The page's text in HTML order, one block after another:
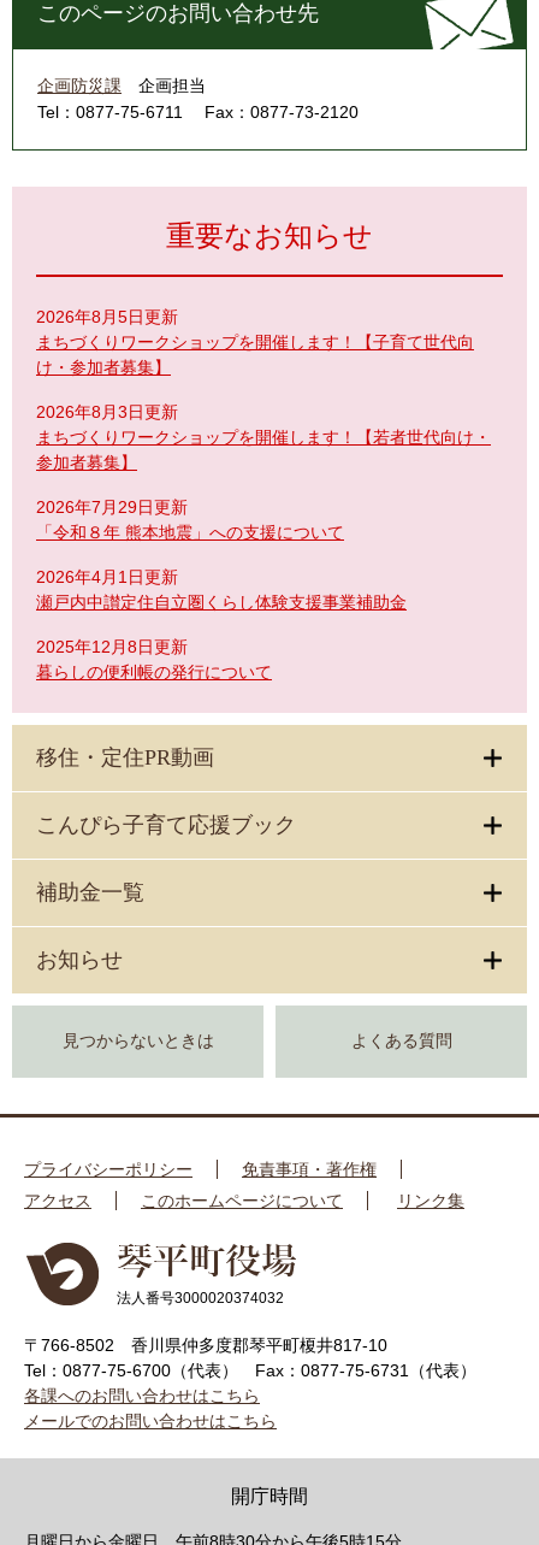
このページのお問い合わせ先
企画防災課
企画担当
Tel：0877-75-6711
Fax：0877-73-2120
重要なお知らせ
2026年8月5日更新
まちづくりワークショップを開催します！【子育て世代向
け・参加者募集】
2026年8月3日更新
まちづくりワークショップを開催します！【若者世代向け・
参加者募集】
2026年7月29日更新
「令和８年 熊本地震」への支援について
2026年4月1日更新
瀬戸内中讃定住自立圏くらし体験支援事業補助金
2025年12月8日更新
暮らしの便利帳の発行について
移住・定住PR動画
こんぴら子育て応援ブック
補助金一覧
お知らせ
見つからないときは よくある質問
プライバシーポリシー
免責事項・著作権
アクセス
このホームページについて リンク集
法人番号3000020374032
〒766-8502 香川県仲多度郡琴平町榎井817-10
Tel：0877-75-6700（代表）
Fax：0877-75-6731（代表）
各課へのお問い合わせはこちら
メールでのお問い合わせはこちら
開庁時間